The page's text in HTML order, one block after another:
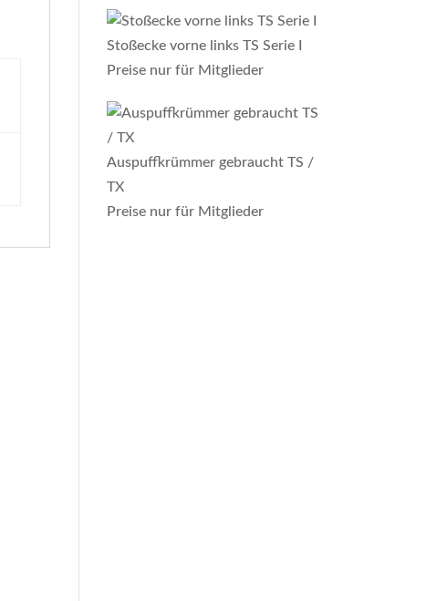
Stoßecke vorne links TS Serie I
Preise nur für Mitglieder
Auspuffkrümmer gebraucht TS /
TX
Preise nur für Mitglieder